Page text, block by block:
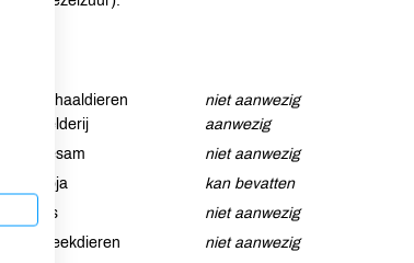
Schaaldieren
niet aanwezig
Selderij
aanwezig
Sesam
niet aanwezig
Soja
kan bevatten
Vis
niet aanwezig
Weekdieren
niet aanwezig